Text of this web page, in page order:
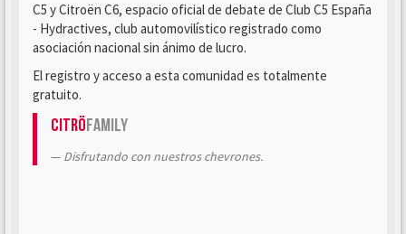
C5 y Citroën C6, espacio oficial de debate de Club C5 España
- Hydractives, club automovilístico registrado como
asociación nacional sin ánimo de lucro.
El registro y acceso a esta comunidad es totalmente
gratuito.
CitröFamily
Disfrutando con nuestros chevrones.